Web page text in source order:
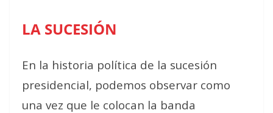
LA SUCESIÓN
En la historia política de la sucesión
presidencial, podemos observar como
una vez que le colocan la banda